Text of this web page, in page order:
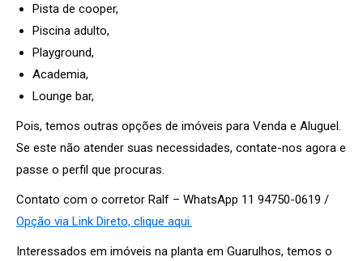
Pista de cooper,
Piscina adulto,
Playground,
Academia,
Lounge bar,
Pois, temos outras opções de imóveis para Venda e Aluguel.
Se este não atender suas necessidades, contate-nos agora e
passe o perfil que procuras.
Contato com o corretor Ralf – WhatsApp 11 94750-0619 /
Opção via Link Direto, clique aqui.
Interessados em imóveis na planta em Guarulhos, temos o